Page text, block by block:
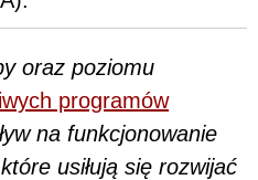
oraz poziomu
programów
na funkcjonowanie
usiłują się rozwijać